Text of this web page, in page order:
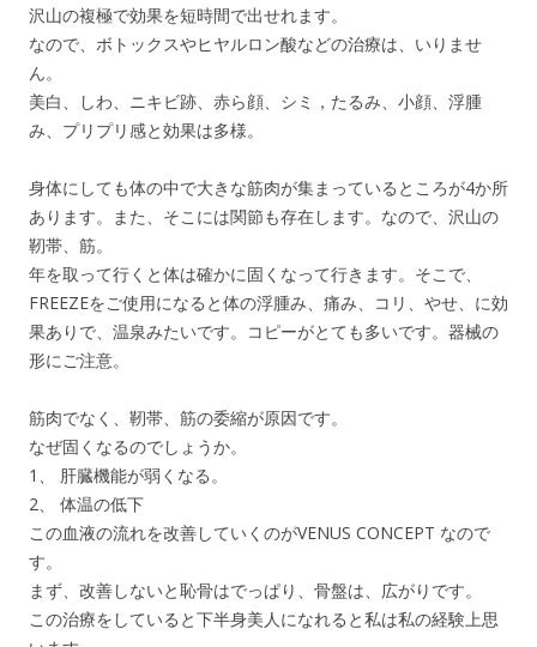
沢山の複極で効果を短時間で出せれます。
なので、ボトックスやヒヤルロン酸などの治療は、いりませ
ん。
美白、しわ、ニキビ跡、赤ら顔、シミ，たるみ、小顔、浮腫
み、プリプリ感と効果は多様。
身体にしても体の中で大きな筋肉が集まっているところが4か所
あります。また、そこには関節も存在します。なので、沢山の
靭帯、筋。
年を取って行くと体は確かに固くなって行きます。そこで、
FREEZEをご使用になると体の浮腫み、痛み、コリ、やせ、に効
果ありで、温泉みたいです。コピーがとても多いです。器械の
形にご注意。
筋肉でなく、靭帯、筋の委縮が原因です。
なぜ固くなるのでしょうか。
1、 肝臓機能が弱くなる。
2、 体温の低下
この血液の流れを改善していくのがVENUS CONCEPT なので
す。
まず、改善しないと恥骨はでっぱり、骨盤は、広がりです。
この治療をしていると下半身美人になれると私は私の経験上思